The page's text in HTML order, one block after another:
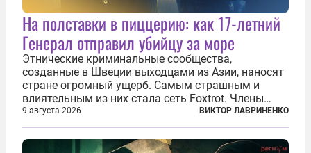
На полставки в пиццерию: как 17-летний
Генерал отправил убийцу за море
Этнические криминальные сообщества,
созданные в Швеции выходцами из Азии, наносят
стране огромный ущерб. Самым страшным и
влиятельным из них стала сеть Foxtrot. Члены
этой сети не только убивают и грабят шведов,
подсаживают их на наркотики, но и совершают
нечто еще даже более страшное — массово...
9 августа 2026 ВИКТОР ЛАВРИНЕНКО